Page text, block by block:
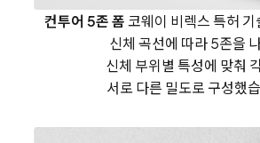
컨투어 5존 폼코웨이 비렉스 특허
신체 곡선에 따라 5존을
신체 부위별 특성에 맞춰
서로 다른 밀도로 구성했